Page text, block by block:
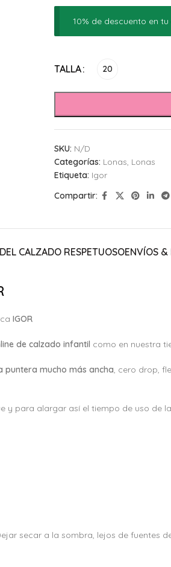
10% de descuento en
TALLA 20
Alternative:
SKU: N/D
Categorías: Lonas, Lonas
Etiqueta: Igor
Compartir:
CALZADO RESPETUOSOENVÍOS &
IGOR
de calzado infantil como en nuestra
puntera mucho más ancha, cero drop,
y para alargar así el tiempo de uso de
secar a la sombra, lejos de fuentes